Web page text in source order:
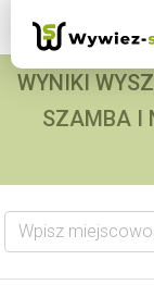
WYNIKI
SZAMBA I
Wpisz miejscowość, aby